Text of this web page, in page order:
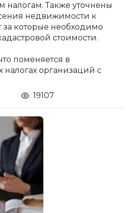
налогам. Также уточнены
недвижимости к
за которые необходимо
стоимости.
поменяется в
организаций с
19107